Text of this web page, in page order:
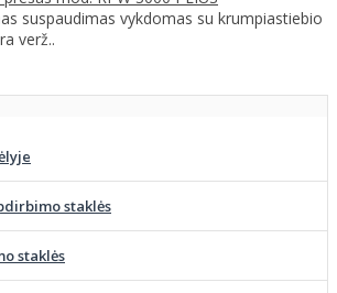
suspaudimas vykdomas su krumpiastiebio
verž..
staklės
staklės